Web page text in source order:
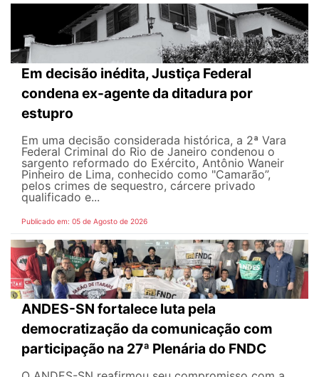
Em decisão inédita, Justiça Federal
condena ex-agente da ditadura por
estupro
Em uma decisão considerada histórica, a 2ª Vara
Federal Criminal do Rio de Janeiro condenou o
sargento reformado do Exército, Antônio Waneir
Pinheiro de Lima, conhecido como "Camarão”,
pelos crimes de sequestro, cárcere privado
qualificado e...
Publicado em: 05 de Agosto de 2026
ANDES-SN fortalece luta pela
democratização da comunicação com
participação na 27ª Plenária do FNDC